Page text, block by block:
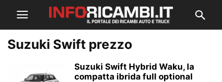
Suzuki Swift prezzo
Suzuki Swift Hybrid Waku, la
compatta ibrida full optional